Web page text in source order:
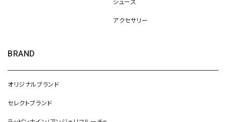
シューズ
アクセサリー
BRAND
オリジナルブランド
セレクトブランド